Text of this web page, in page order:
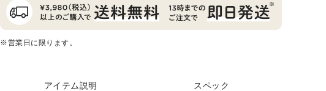
※営業日に限ります。
アイテム説明 スペック